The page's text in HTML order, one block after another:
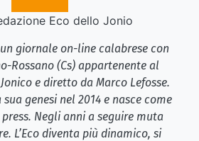
Eco dello Jonio
giornale on-line calabrese con
Rossano (Cs) appartenente al
e diretto da Marco Lefosse.
genesi nel 2014 e nasce come
Negli anni a seguire muta
L’Eco diventa più dinamico, si